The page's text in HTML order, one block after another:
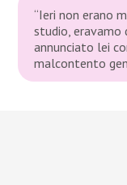
“Ieri non erano
studio, eravamo
annunciato lei
malcontento